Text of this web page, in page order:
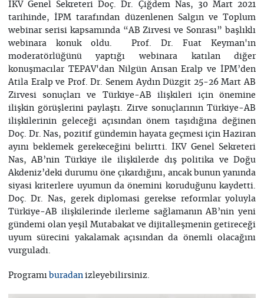
İKV Genel Sekreteri Doç. Dr. Çiğdem Nas, 30 Mart 2021
tarihinde, İPM tarafından düzenlenen Salgın ve Toplum
webinar serisi kapsamında “AB Zirvesi ve Sonrası” başlıklı
webinara konuk oldu. Prof. Dr. Fuat Keyman'ın
moderatörlüğünü yaptığı webinara katılan diğer
konuşmacılar TEPAV'dan Nilgün Arısan Eralp ve İPM’den
Atila Eralp ve Prof. Dr. Senem Aydın Düzgit 25-26 Mart AB
Zirvesi sonuçları ve Türkiye-AB ilişkileri için önemine
ilişkin görüşlerini paylaştı. Zirve sonuçlarının Türkiye-AB
ilişkilerinin geleceği açısından önem taşıdığına değinen
Doç. Dr. Nas, pozitif gündemin hayata geçmesi için Haziran
ayını beklemek gerekeceğini belirtti. İKV Genel Sekreteri
Nas, AB’nin Türkiye ile ilişkilerde dış politika ve Doğu
Akdeniz’deki durumu öne çıkardığını, ancak bunun yanında
siyasi kriterlere uyumun da önemini koruduğunu kaydetti.
Doç. Dr. Nas, gerek diplomasi gerekse reformlar yoluyla
Türkiye-AB ilişkilerinde ilerleme sağlamanın AB’nin yeni
gündemi olan yeşil Mutabakat ve dijitalleşmenin getireceği
uyum sürecini yakalamak açısından da önemli olacağını
vurguladı.
Programı buradanizleyebilirsiniz.